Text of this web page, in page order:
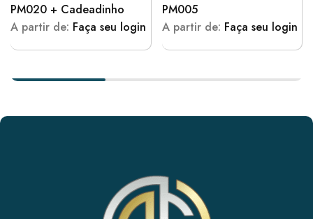
PM020 + Cadeadinho
A partir de: Faça seu login
PM005
A partir de: Faça seu login